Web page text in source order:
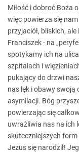
Miłość i dobroć Boża
więc powierza się
przyjaciół, bliskich,
Franciszek - na
spotykamy ich na
szpitalach i
pukający do drzwi
nas lęk i obawy swoją
asymilacji. Bóg
powierzając się
uwrażliwia nas na ich
skuteczniejszych form
Jezus się narodził!